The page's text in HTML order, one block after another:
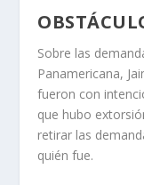
Sobre las
Panamericana,
fueron con
que hubo
retirar las
quién fue.